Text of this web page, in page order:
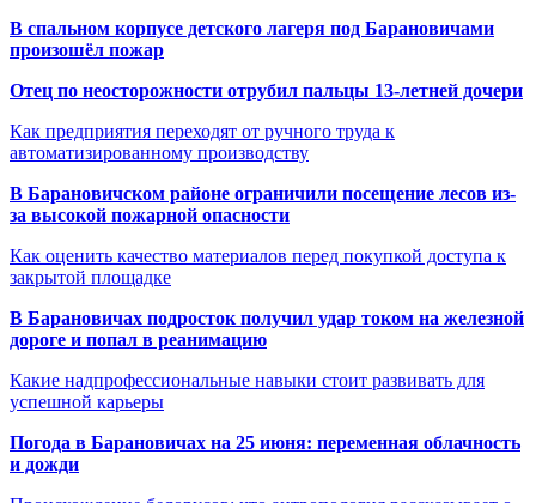
В спальном корпусе детского лагеря под Барановичами
произошёл пожар
Отец по неосторожности отрубил пальцы 13-летней дочери
Как предприятия переходят от ручного труда к
автоматизированному производству
В Барановичском районе ограничили посещение лесов из-
за высокой пожарной опасности
Как оценить качество материалов перед покупкой доступа к
закрытой площадке
В Барановичах подросток получил удар током на железной
дороге и попал в реанимацию
Какие надпрофессиональные навыки стоит развивать для
успешной карьеры
Погода в Барановичах на 25 июня: переменная облачность
и дожди